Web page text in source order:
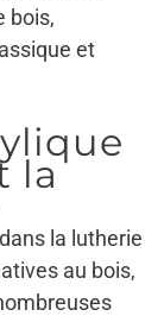
bois,
et
la
la lutherie
au bois,